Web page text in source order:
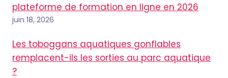
plateforme de formation en ligne en 2026
juin 18, 2026
Les toboggans aquatiques gonflables
remplacent-ils les sorties au parc aquatique
?